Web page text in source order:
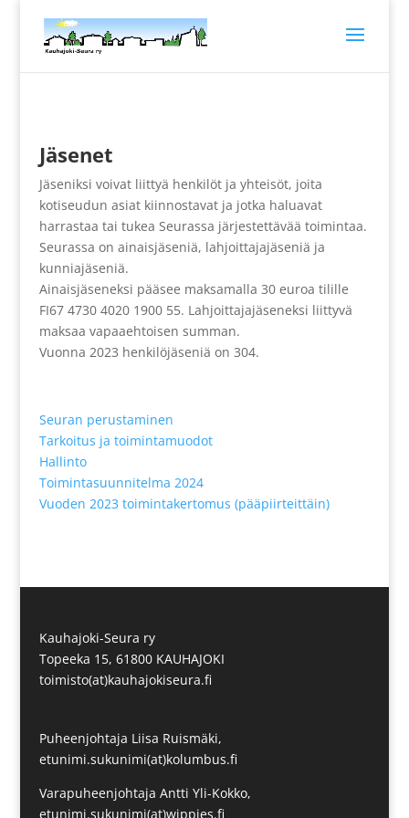
Jäsenet
Jäseniksi voivat liittyä henkilöt ja yhteisöt, joita
kotiseudun asiat kiinnostavat ja jotka haluavat
harrastaa tai tukea Seurassa järjestettävää toimintaa.
Seurassa on ainaisjäseniä, lahjoittajajäseniä ja
kunniajäseniä.
Ainaisjäseneksi pääsee maksamalla 30 euroa tilille
FI67 4730 4020 1900 55. Lahjoittajajäseneksi liittyvä
maksaa vapaaehtoisen summan.
Vuonna 2023 henkilöjäseniä on 304.
Seuran perustaminen
Tarkoitus ja toimintamuodot
Hallinto
Toimintasuunnitelma 2024
Vuoden 2023 toimintakertomus (pääpiirteittäin)
Kauhajoki-Seura ry
Topeeka 15, 61800 KAUHAJOKI
toimisto(at)kauhajokiseura.fi
Puheenjohtaja Liisa Ruismäki,
etunimi.sukunimi(at)kolumbus.fi
Varapuheenjohtaja Antti Yli-Kokko,
etunimi.sukunimi(at)wippies.fi